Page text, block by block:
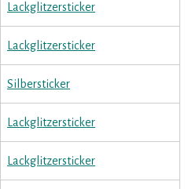
Lackglitzersticker
Lackglitzersticker
Silbersticker
Lackglitzersticker
Lackglitzersticker